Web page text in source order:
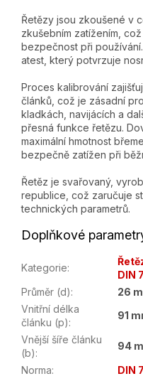
Řetězy jsou zkoušené v
zkušebním zatížením,
bezpečnost při
atest, který potvrzuje
Proces kalibrování
článků, což je zásadní
kladkách, navijácích a
přesná funkce řetězu.
maximální hmotnost
bezpečně zatížen při
Řetěz je svařovaný,
republice, což zaručuje
technických parametrů.
Doplňkové
Kategorie:
DIN
Průměr (d):
26
Vnitřní délka
článku (p):
91
Vnější šíře článku
(b):
94
Norma:
DIN